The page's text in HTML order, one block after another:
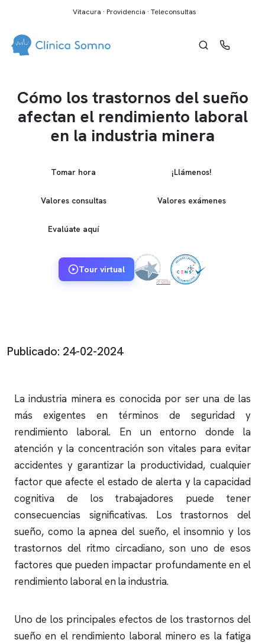
Vitacura · Providencia · Teleconsultas
Cómo los trastornos del sueño
afectan el rendimiento laboral
en la industria minera
Tomar hora ¡Llámenos!
Valores consultas Valores exámenes
Evalúate aquí
Tour virtual
Publicado: 24-02-2024
La industria minera es conocida por ser una de las
más exigentes en términos de seguridad y
rendimiento laboral. En un entorno donde la
atención y la concentración son vitales para evitar
accidentes y garantizar la productividad, cualquier
factor que afecte el estado de alerta y la capacidad
cognitiva de los trabajadores puede tener
consecuencias significativas. Los trastornos del
sueño, como laapnea del sueño, elinsomnio y los
trastornos del ritmo circadiano, son uno de esos
factores que pueden impactar profundamente en el
rendimiento laboral en la industria.
Uno de los principales efectos de los trastornos del
sueño en el rendimiento laboral minero es la fatiga